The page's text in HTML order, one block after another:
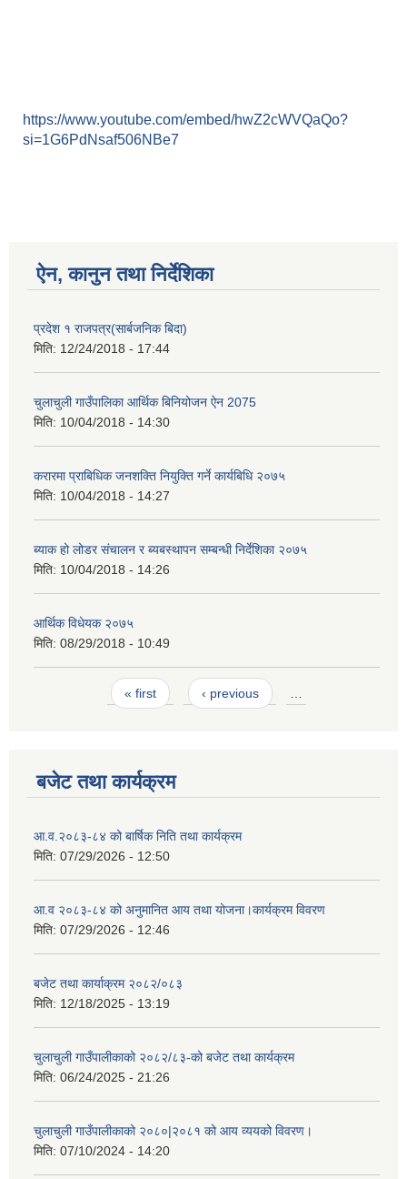
https://www.youtube.com/embed/hwZ2cWVQaQo?
si=1G6PdNsaf506NBe7
ऐन, कानुन तथा निर्देशिका
प्रदेश १ राजपत्र(सार्बजनिक बिदा)
मिति: 12/24/2018 - 17:44
चुलाचुली गाउँपालिका आर्थिक बिनियोजन ऐन 2075
मिति: 10/04/2018 - 14:30
करारमा प्राबिधिक जनशक्ति नियुक्ति गर्ने कार्यबिधि २०७५
मिति: 10/04/2018 - 14:27
ब्याक हो लोडर संचालन र ब्यबस्थापन सम्बन्धी निर्देशिका २०७५
मिति: 10/04/2018 - 14:26
आर्थिक विधेयक २०७५
मिति: 08/29/2018 - 10:49
« first ‹ previous
बजेट तथा कार्यक्रम
आ.व.२०८३-८४ को बार्षिक निति तथा कार्यक्रम
मिति: 07/29/2026 - 12:50
आ.व २०८३-८४ को अनुमानित आय तथा योजना।कार्यक्रम विवरण
मिति: 07/29/2026 - 12:46
बजेट तथा कार्याक्रम २०८२/०८३
मिति: 12/18/2025 - 13:19
चुलाचुली गाउँपालीकाको २०८२/८३-को बजेट तथा कार्यक्रम
मिति: 06/24/2025 - 21:26
चुलाचुली गाउँपालीकाको २०८०|२०८१ को आय व्ययको विवरण।
मिति: 07/10/2024 - 14:20